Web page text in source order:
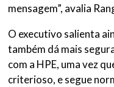
mensagem”, avalia
O executivo salienta
também dá mais
com a HPE, uma vez
criterioso, e segue